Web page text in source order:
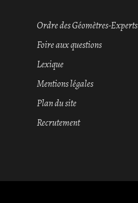
Ordre des Géomètres-Experts
Foire aux questions
Lexique
Mentions légales
Plan du site
Recrutement